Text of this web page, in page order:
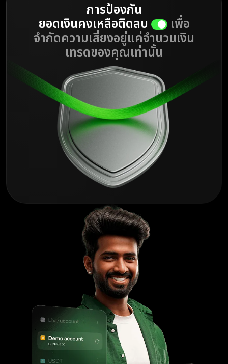
การป้องกัน
ยอดเงินคงเหลือติดลบ เพื่อ
จำกัดความเสี่ยงอยู่แค่จำนวนเงิน
เทรดของคุณเท่านั้น